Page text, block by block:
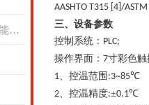
全自动纺织品发射率红外性能分析
AASHTO T315 [4]/
三、设备参数
控制系统： PLC;
操作界面： 7寸彩色触
1、控温范围 :3~85℃
2、控温精度:±0.1℃